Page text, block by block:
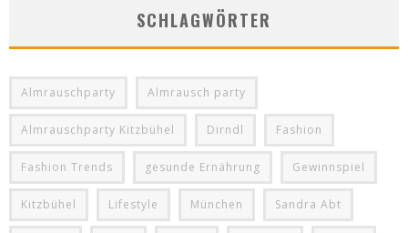
SCHLAGWÖRTER
Almrauschparty Almrausch party
Almrauschparty Kitzbühel Dirndl Fashion
Fashion Trends gesunde Ernährung Gewinnspiel
Kitzbühel Lifestyle München Sandra Abt